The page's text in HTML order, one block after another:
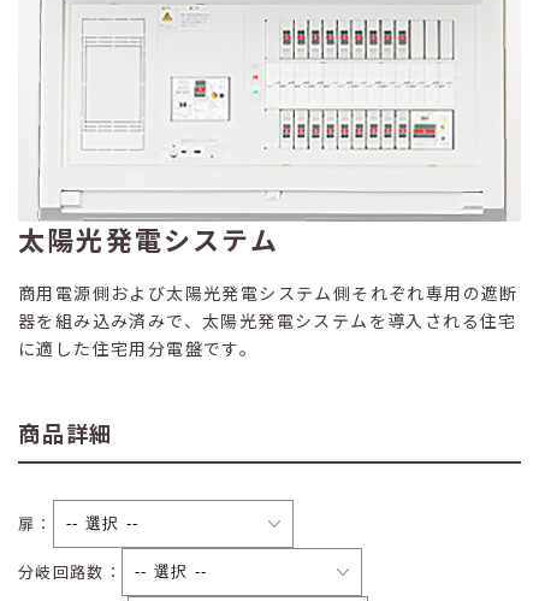
太陽光発電システム
商用電源側および太陽光発電システム側それぞれ専用の遮断
器を組み込み済みで、太陽光発電システムを導入される住宅
に適した住宅用分電盤です。
商品詳細
扉：
分岐回路数：